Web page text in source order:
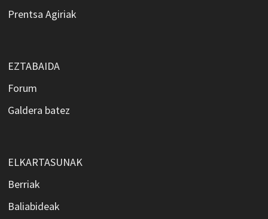
Prentsa Agiriak
EZTABAIDA
Forum
Galdera batez
ELKARTASUNAK
Berriak
Baliabideak